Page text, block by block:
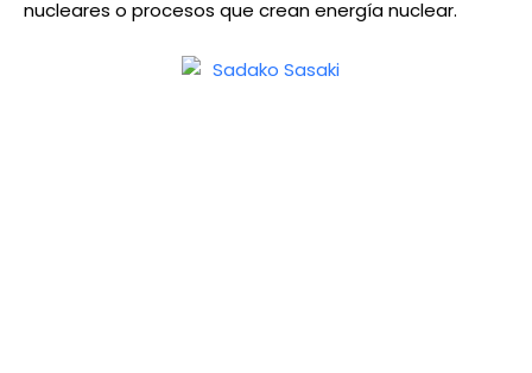
nucleares o procesos que crean energía nuclear.